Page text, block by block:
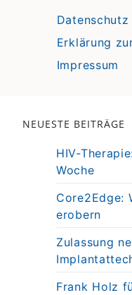
Datenschutz
Erklärung
Impressum
NEUESTE BEITRÄGE
HIV-
Woche
Core2Edge:
erobern
Zulassung
Frank Holz